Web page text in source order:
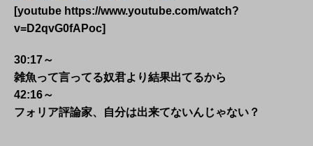
[youtube https://www.youtube.com/watch?
v=D2qvG0fAPoc]
30:17～
雑魚って言ってる奴君より結果出てるから
42:16～
フォリア評論家、自分は出来てないんじゃない？